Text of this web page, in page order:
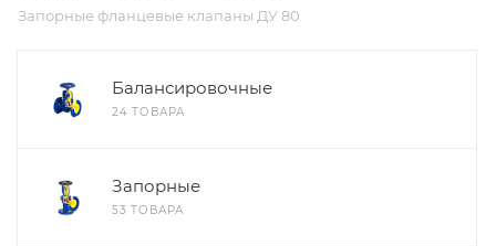
Запорные фланцевые клапаны ДУ 80
Балансировочные
24 ТОВАРА
Запорные
53 ТОВАРА